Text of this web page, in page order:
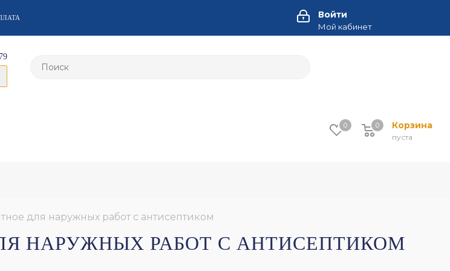
Войти
Мой кабинет
0 Корзина
пуста
0
для наружных работ с антисептиком
НАРУЖНЫХ РАБОТ С АНТИСЕПТИКОМ